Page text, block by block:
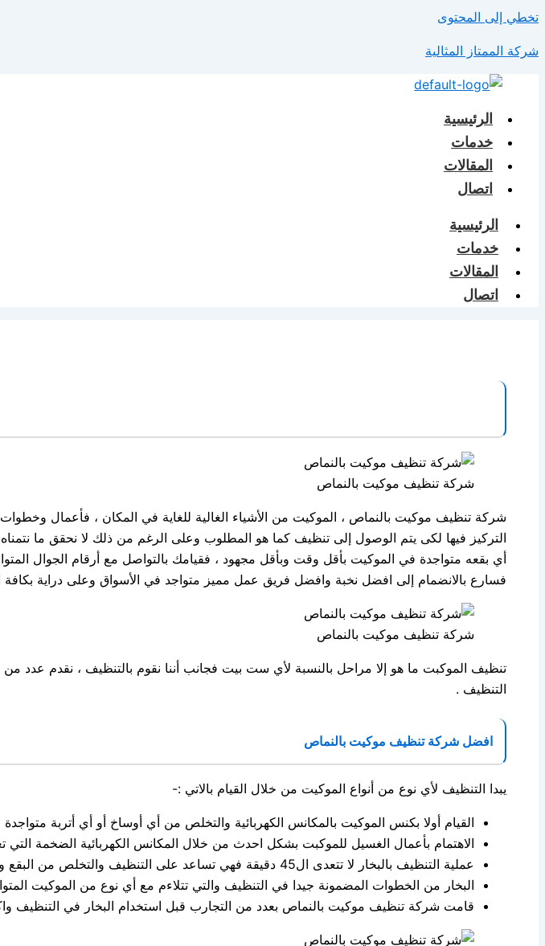
تخطي إلى المحتوى
شركة الممتاز المثالية
الرئيسية
خدمات
المقالات
اتصال
الرئيسية
خدمات
المقالات
اتصال
شركة تنظيف موكيت بالنماص
شركة تنظيف موكيت بالنماص ، الموكيت من الأشياء الغالية للغاية في المكان ، فأعمال
التركيز فيها لكى يتم الوصول إلى تنظيف كما هو المطلوب وعلى الرغم من ذلك لا نحقق ما
أي بقعه متواجدة في الموكيت بأقل وقت وبأقل مجهود ، فقيامك بالتواصل مع أرقام الجوال
فسارع بالانضمام إلى افضل نخبة وافضل فريق عمل مميز متواجد في الأسواق وعلى دراية بكافة
شركة تنظيف موكيت بالنماص
تنظيف الموكبت ما هو إلا مراحل بالنسبة لأي ست بيت فجانب أننا نقوم بالتنظيف ، نقدم
التنظيف .
افضل شركة تنظيف موكيت بالنماص
يبدا التنظيف لأي نوع من أنواع الموكيت من خلال القيام بالاتي :-
القيام أولا بكنس الموكيت بالمكانس الكهربائية والتخلص من أي أوساخ أو أي أتربة
الاهتمام بأعمال الغسيل للموكبت بشكل احدث من خلال المكانس الكهربائية الضخمة
عملية التنظيف بالبخار لا تتعدى ال45 دقيقة فهي تساعد على التنظيف والتخلص من البقع وأعمال التجفيف وعودة الموكيت إلى مكانة مرة اخرى واحيانا تقوم الشركة بخطوة التنظيف دون إن يتم تحريك الموكيت من أماكنه .
البخار من الخطوات المضمونة جيدا في التنظيف والتي تتلاءم مع أي نوع من الموكيت
قامت شركة تنظيف موكيت بالنماص بعدد من التجارب قبل استخدام البخار في التنظيف